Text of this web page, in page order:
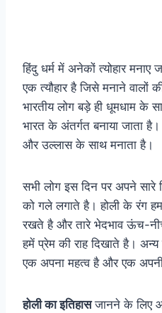
हिंदु धर्म में अनेकों त्योहार मनाए
एक त्यौहार है जिसे मनाने वालों
भारतीय लोग बड़े ही धूमधाम के
भारत के अंतर्गत बनाया जाता है।
और उल्लास के साथ मनाता है।
सभी लोग इस दिन पर अपने
को गले लगाते है। होली के रंग
रखते है और तारे भेदभाव ऊंच-
हमें प्रेम की राह दिखाते है। अन्य
एक अपना महत्व है और एक
होली का इतिहासजानने के लिए